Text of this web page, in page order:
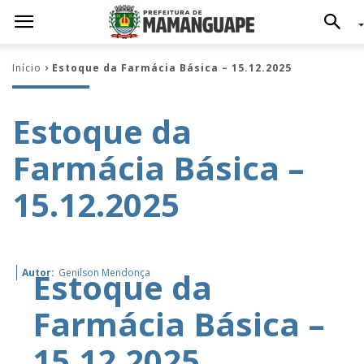
Início Estoque da Farmácia Básica – 15.12.2025
Estoque da
Farmácia Básica –
15.12.2025
Autor: Genilson Mendonça
Estoque da
Farmácia Básica –